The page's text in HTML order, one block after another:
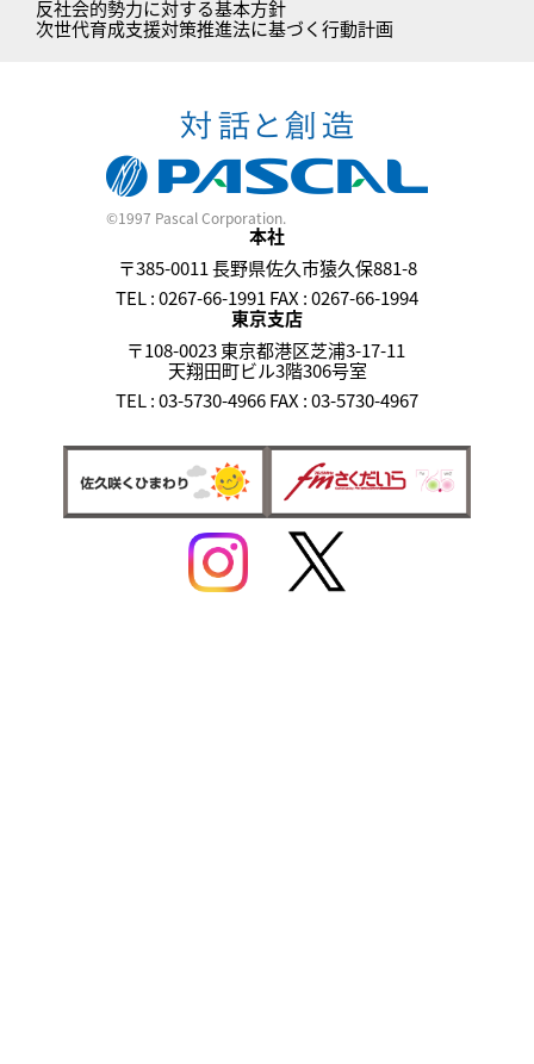
反社会的勢力に対する基本方針
次世代育成支援対策推進法に基づく行動計画
©1997 Pascal Corporation.
本社
〒385-0011 長野県佐久市猿久保881-8
TEL : 0267-66-1991 FAX : 0267-66-1994
東京支店
〒108-0023 東京都港区芝浦3-17-11
天翔田町ビル3階306号室
TEL : 03-5730-4966 FAX : 03-5730-4967